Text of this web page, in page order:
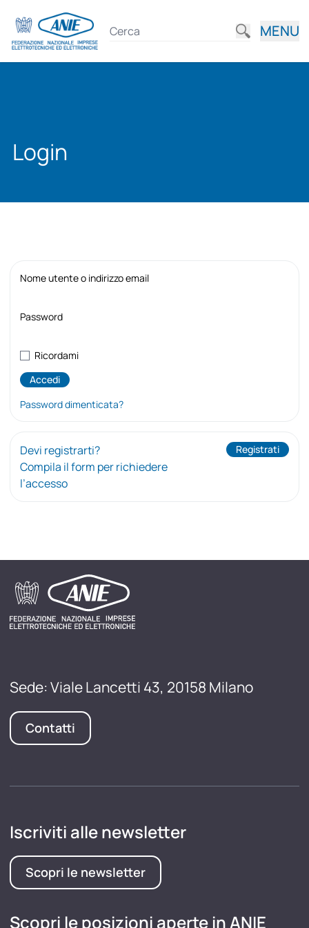
MENU
Login
Nome utente o indirizzo email
Password
Ricordami
Password dimenticata?
Devi registrarti?
Compila il form per richiedere
l’accesso
Registrati
Sede: Viale Lancetti 43, 20158 Milano
Contatti
Iscriviti alle newsletter
Scopri le newsletter
Scopri le posizioni aperte in ANIE